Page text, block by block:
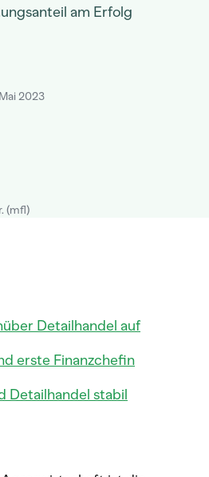
am Erfolg
2023
(mfl)
Detailhandel auf
erste Finanzchefin
Detailhandel stabil